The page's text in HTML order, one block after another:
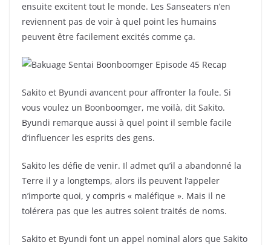
ensuite excitent tout le monde. Les Sanseaters n’en
reviennent pas de voir à quel point les humains
peuvent être facilement excités comme ça.
Sakito et Byundi avancent pour affronter la foule. Si
vous voulez un Boonboomger, me voilà, dit Sakito.
Byundi remarque aussi à quel point il semble facile
d’influencer les esprits des gens.
Sakito les défie de venir. Il admet qu’il a abandonné la
Terre il y a longtemps, alors ils peuvent l’appeler
n’importe quoi, y compris « maléfique ». Mais il ne
tolérera pas que les autres soient traités de noms.
Sakito et Byundi font un appel nominal alors que Sakito